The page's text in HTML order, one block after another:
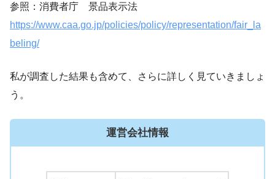
参照：消費者庁 景品表示法
https://www.caa.go.jp/policies/policy/representation/fair_la
beling/
私が調査した結果も含めて、さらに詳しく見ていきましょ
う。
運営会社情報